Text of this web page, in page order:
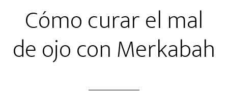
Cómo curar el mal
de ojo con Merkabah